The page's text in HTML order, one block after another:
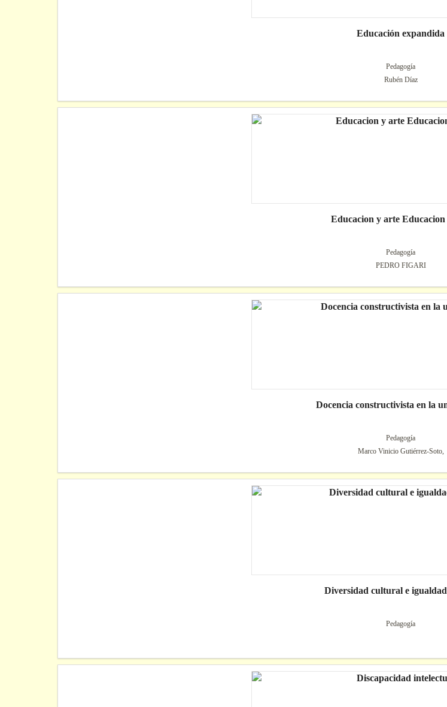
Educación expandida
Pedagogía
Rubén Díaz
Educacion y arte
Pedagogía
PEDRO FIGARI
Docencia constructivista en la
Pedagogía
Marco Vinicio Gutiérrez-Soto,
Diversidad cultural e
Pedagogía